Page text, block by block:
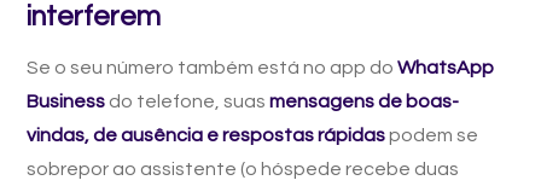
interferem
Se o seu número também está no app do WhatsApp
Business do telefone, suas mensagens de boas-
vindas, de ausência e respostas rápidaspodem se
sobrepor ao assistente (o hóspede recebe duas